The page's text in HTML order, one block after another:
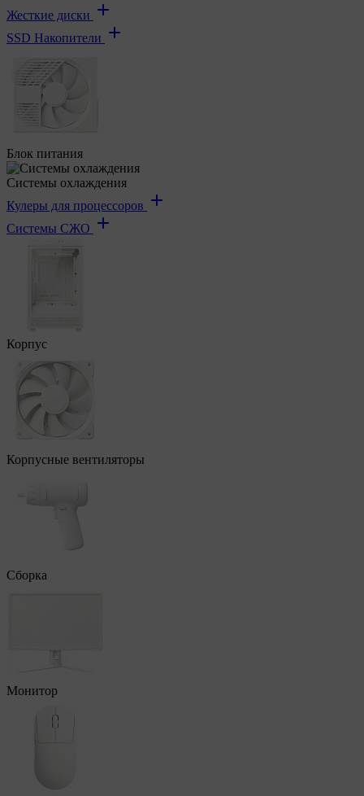
Жесткие диски
SSD Накопители
Блок питания
Системы охлаждения
Кулеры для процессоров
Системы СЖО
Корпус
Корпусные вентиляторы
Сборка
Монитор